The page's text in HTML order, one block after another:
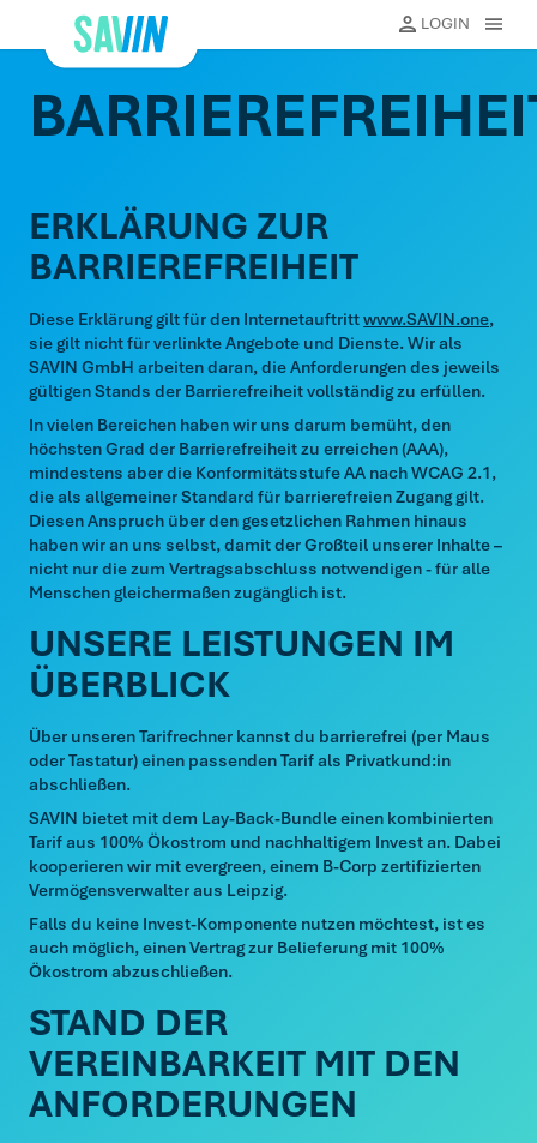
LOGIN
ERKLÄRUNG ZUR
BARRIEREFREIHEIT
Diese Erklärung gilt für den Internetauftrittwww.SAVIN.one,
sie gilt nicht für verlinkte Angebote und Dienste. Wir als
SAVIN GmbH arbeiten daran, die Anforderungen des jeweils
gültigen Stands der Barrierefreiheit vollständig zu erfüllen.
In vielen Bereichen haben wir uns darum bemüht, den
höchsten Grad der Barrierefreiheit zu erreichen (AAA),
mindestens aber die Konformitätsstufe AA nach WCAG 2.1,
die als allgemeiner Standard für barrierefreien Zugang gilt.
Diesen Anspruch über den gesetzlichen Rahmen hinaus
haben wir an uns selbst, damit der Großteil unserer Inhalte –
nicht nur die zum Vertragsabschluss notwendigen - für alle
Menschen gleichermaßen zugänglich ist.
UNSERE LEISTUNGEN IM
ÜBERBLICK
Über unseren Tarifrechner kannst du barrierefrei (per Maus
oder Tastatur) einen passenden Tarif als Privatkund:in
abschließen.
SAVIN bietet mit dem Lay-Back-Bundle einen kombinierten
Tarif aus 100% Ökostrom und nachhaltigem Invest an. Dabei
kooperieren wir mit evergreen, einem B-Corp zertifizierten
Vermögensverwalter aus Leipzig.
Falls du keine Invest-Komponente nutzen möchtest, ist es
auch möglich, einen Vertrag zur Belieferung mit 100%
Ökostrom abzuschließen.
STAND DER
VEREINBARKEIT MIT DEN
ANFORDERUNGEN